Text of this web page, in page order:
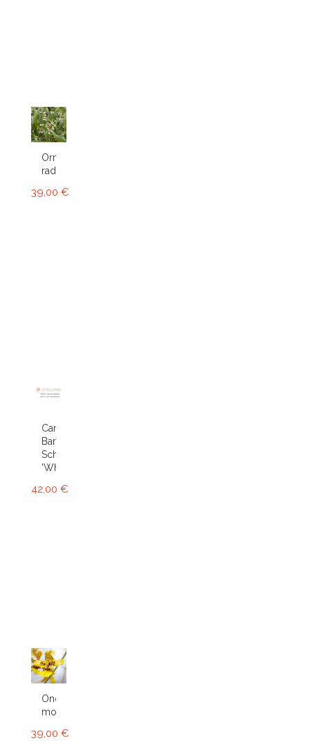
Ornithophora
radicans...
39,00 €
Cambria
Bartley
Schwartz
'White'...
42,00 €
Oncidium
montanum
39,00 €